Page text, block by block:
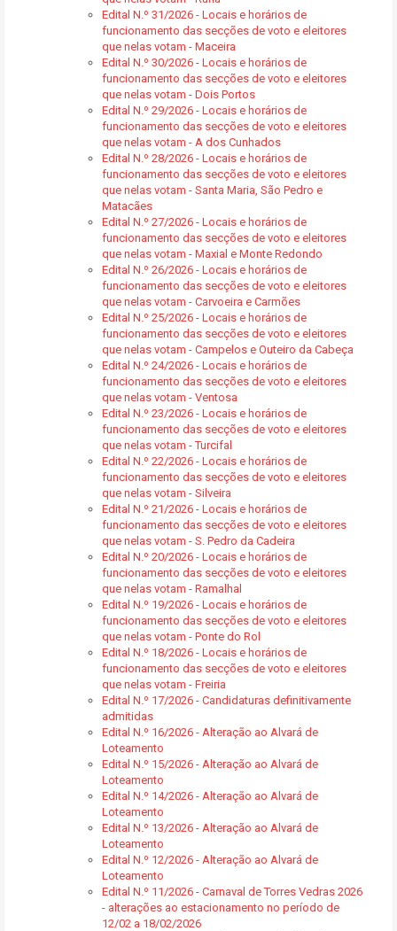
Edital N.º 31/2026 - Locais e horários de
funcionamento das secções de voto e eleitores
que nelas votam - Maceira
Edital N.º 30/2026 - Locais e horários de
funcionamento das secções de voto e eleitores
que nelas votam - Dois Portos
Edital N.º 29/2026 - Locais e horários de
funcionamento das secções de voto e eleitores
que nelas votam - A dos Cunhados
Edital N.º 28/2026 - Locais e horários de
funcionamento das secções de voto e eleitores
que nelas votam - Santa Maria, São Pedro e
Matacães
Edital N.º 27/2026 - Locais e horários de
funcionamento das secções de voto e eleitores
que nelas votam - Maxial e Monte Redondo
Edital N.º 26/2026 - Locais e horários de
funcionamento das secções de voto e eleitores
que nelas votam - Carvoeira e Carmões
Edital N.º 25/2026 - Locais e horários de
funcionamento das secções de voto e eleitores
que nelas votam - Campelos e Outeiro da Cabeça
Edital N.º 24/2026 - Locais e horários de
funcionamento das secções de voto e eleitores
que nelas votam - Ventosa
Edital N.º 23/2026 - Locais e horários de
funcionamento das secções de voto e eleitores
que nelas votam - Turcifal
Edital N.º 22/2026 - Locais e horários de
funcionamento das secções de voto e eleitores
que nelas votam - Silveira
Edital N.º 21/2026 - Locais e horários de
funcionamento das secções de voto e eleitores
que nelas votam - S. Pedro da Cadeira
Edital N.º 20/2026 - Locais e horários de
funcionamento das secções de voto e eleitores
que nelas votam - Ramalhal
Edital N.º 19/2026 - Locais e horários de
funcionamento das secções de voto e eleitores
que nelas votam - Ponte do Rol
Edital N.º 18/2026 - Locais e horários de
funcionamento das secções de voto e eleitores
que nelas votam - Freiria
Edital N.º 17/2026 - Candidaturas definitivamente
admitidas
Edital N.º 16/2026 - Alteração ao Alvará de
Loteamento
Edital N.º 15/2026 - Alteração ao Alvará de
Loteamento
Edital N.º 14/2026 - Alteração ao Alvará de
Loteamento
Edital N.º 13/2026 - Alteração ao Alvará de
Loteamento
Edital N.º 12/2026 - Alteração ao Alvará de
Loteamento
Edital N.º 11/2026 - Carnaval de Torres Vedras 2026
- alterações ao estacionamento no período de
12/02 a 18/02/2026